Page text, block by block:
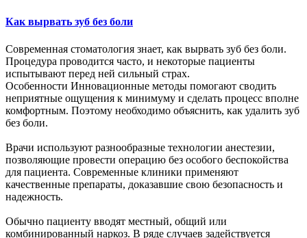
Как вырвать зуб без боли
Современная стоматология знает, как вырвать зуб без боли.
Процедура проводится часто, и некоторые пациенты
испытывают перед ней сильный страх.
Особенности Инновационные методы помогают сводить
неприятные ощущения к минимуму и сделать процесс вполне
комфортным. Поэтому необходимо объяснить, как удалить зуб
без боли.
Врачи используют разнообразные технологии анестезии,
позволяющие провести операцию без особого беспокойства
для пациента. Современные клиники применяют
качественные препараты, доказавшие свою безопасность и
надежность.
Обычно пациенту вводят местный, общий или
комбинированный наркоз. В ряде случаев задействуется